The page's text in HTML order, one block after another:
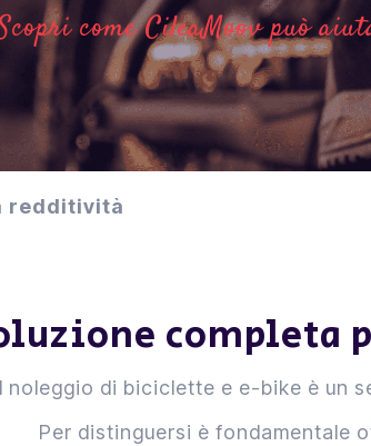
come CileaMoov può
redditività
noleggio di biciclette e e-bike è un
Per distinguersi è fondamentale